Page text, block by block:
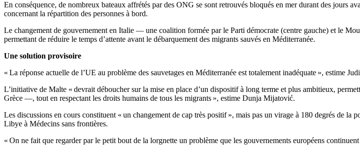
En conséquence, de nombreux bateaux affrétés par des ONG se sont retrouvés bloqués en mer durant des jours
concernant la répartition des personnes à bord.
Le changement de gouvernement en Italie — une coalition formée par le Parti démocrate (centre gauche) et le
permettant de réduire le temps d’attente avant le débarquement des migrants sauvés en Méditerranée.
Une solution provisoire
« La réponse actuelle de l’UE au problème des sauvetages en Méditerranée est totalement inadéquate », estime
L’initiative de Malte « devrait déboucher sur la mise en place d’un dispositif à long terme et plus ambitieux,
Grèce —, tout en respectant les droits humains de tous les migrants », estime Dunja Mijatović.
Les discussions en cours constituent « un changement de cap très positif », mais pas un virage à 180 degrés de
Libye à Médecins sans frontières.
« On ne fait que regarder par le petit bout de la lorgnette un problème que les gouvernements européens